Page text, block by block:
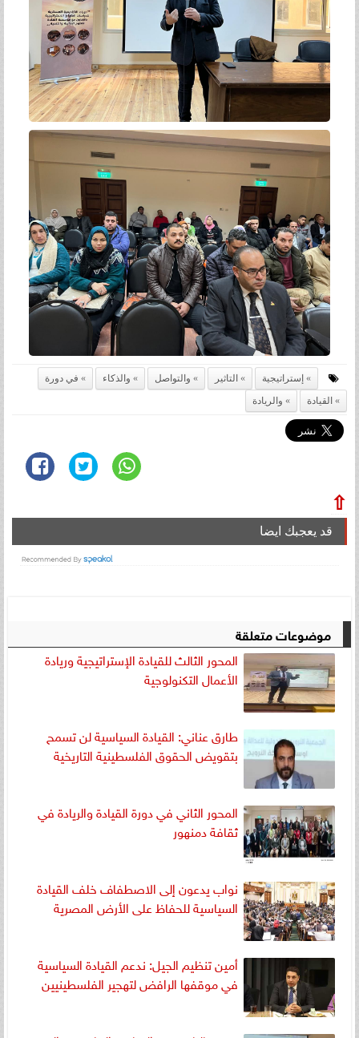
إستراتيجية التاثير والتواصل والذكاء
في دورة
القيادة
والريادة
⇧
قد يعجبك ايضا
موضوعات متعلقة
المحور الثالث للقيادة الإستراتيجية وريادة
الأعمال التكنولوجية
طارق عناني: القيادة السياسية لن تسمح
بتقويض الحقوق الفلسطينية التاريخية
المحور الثاني في دورة القيادة والريادة في
ثقافة دمنهور
نواب يدعون إلى الاصطفاف خلف القيادة
السياسية للحفاظ على الأرض المصرية
أمين تنظيم الجيل: ندعم القيادة السياسية
في موقفها الرافض لتهجير الفلسطينيين